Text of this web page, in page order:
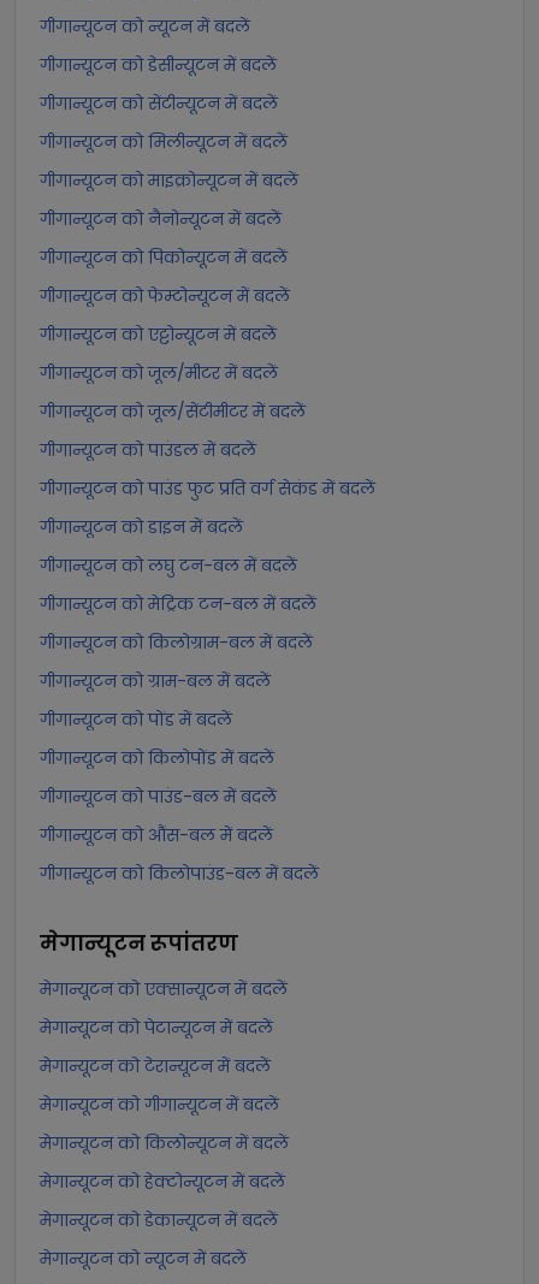
गीगान्यूटन को न्यूटन में बदलें
गीगान्यूटन को डेसीन्यूटन में बदलें
गीगान्यूटन को सेंटीन्यूटन में बदलें
गीगान्यूटन को मिलीन्यूटन में बदलें
गीगान्यूटन को माइक्रोन्यूटन में बदलें
गीगान्यूटन को नैनोन्यूटन में बदलें
गीगान्यूटन को पिकोन्यूटन में बदलें
गीगान्यूटन को फेम्टोन्यूटन में बदलें
गीगान्यूटन को एट्टोन्यूटन में बदलें
गीगान्यूटन को जूल/मीटर में बदलें
गीगान्यूटन को जूल/सेंटीमीटर में बदलें
गीगान्यूटन को पाउंडल में बदलें
गीगान्यूटन को पाउंड फुट प्रति वर्ग सेकंड में बदलें
गीगान्यूटन को डाइन में बदलें
गीगान्यूटन को लघु टन-बल में बदलें
गीगान्यूटन को मेट्रिक टन-बल में बदलें
गीगान्यूटन को किलोग्राम-बल में बदलें
गीगान्यूटन को ग्राम-बल में बदलें
गीगान्यूटन को पोंड में बदलें
गीगान्यूटन को किलोपोंड में बदलें
गीगान्यूटन को पाउंड-बल में बदलें
गीगान्यूटन को औंस-बल में बदलें
गीगान्यूटन को किलोपाउंड-बल में बदलें
मेगान्यूटनरूपांतरण
मेगान्यूटन को एक्सान्यूटन में बदलें
मेगान्यूटन को पेटान्यूटन में बदलें
मेगान्यूटन को टेरान्यूटन में बदलें
मेगान्यूटन को गीगान्यूटन में बदलें
मेगान्यूटन को किलोन्यूटन में बदलें
मेगान्यूटन को हेक्टोन्यूटन में बदलें
मेगान्यूटन को डेकान्यूटन में बदलें
मेगान्यूटन को न्यूटन में बदलें